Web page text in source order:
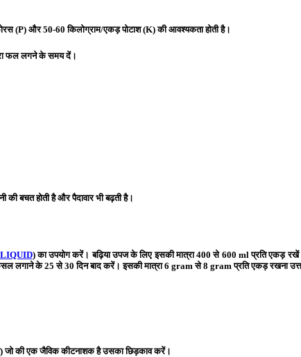
(P) और 50-60 किलोग्राम/एकड़ पोटाश (K) की आवश्यकता होती है।
फल लगने के समय दें।
की बचत होती है और पैदावार भी बढ़ती है।
) का उपयोग करें। बढ़िया उपज के लिए इसकी मात्रा400 से 600 ml प्रति एकड़रखें।
लगाने के 25 से 30 दिन बाद करें। इसकी मात्रा 6 gram से 8 gram प्रति एकड़ रखना
जो की एक जैविक कीटनाशक है उसका छिड़काव करें।